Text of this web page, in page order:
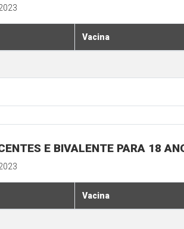
Vacina
E BIVALENTE PARA 18
Vacina